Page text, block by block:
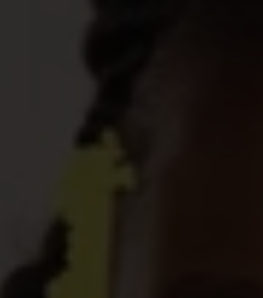
un·e enseignant·e passioné·e, un·e entrepreneur·e